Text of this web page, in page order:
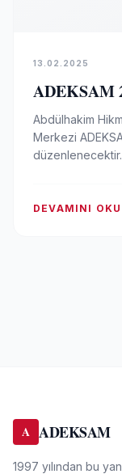
13.02.2025
ADEKSAM
Abdülhakim
Merkezi
DEVAMINI
A ADEKSAM
1997 yılından bu